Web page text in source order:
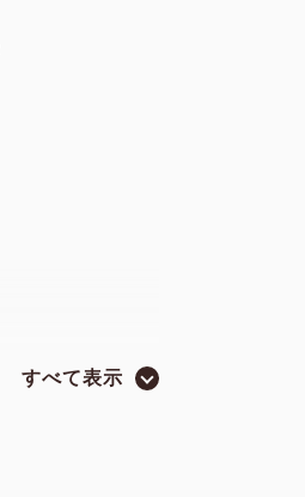
すべて表示